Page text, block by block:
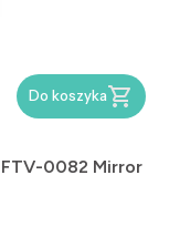
Do koszyka
0082 Mirror